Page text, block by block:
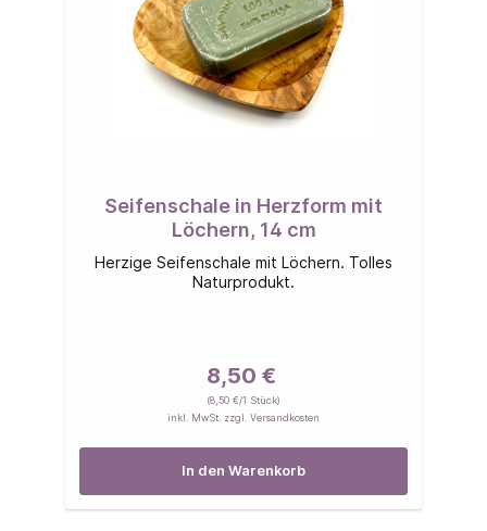
Seifenschale in Herzform mit
Löchern, 14 cm
Herzige Seifenschale mit Löchern. Tolles
Naturprodukt.
8,50 €
(8,50 €/1 Stück)
inkl. MwSt. zzgl. Versandkosten
In den Warenkorb